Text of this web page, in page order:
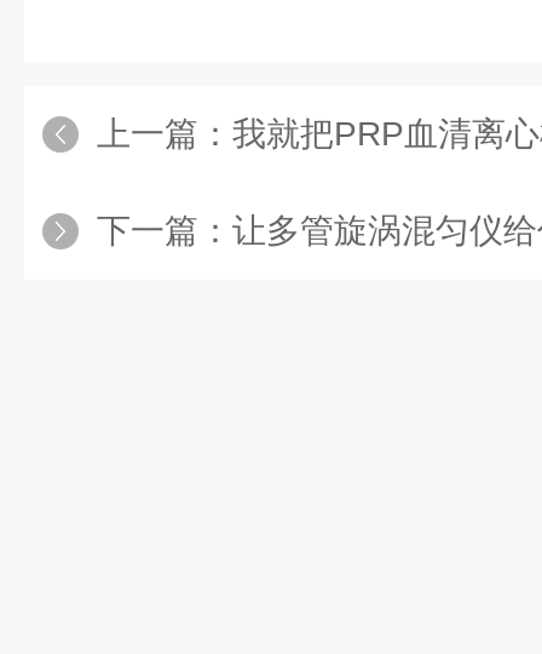
上一篇： 我就把PRP血清离
下一篇： 让多管旋涡混匀仪给你